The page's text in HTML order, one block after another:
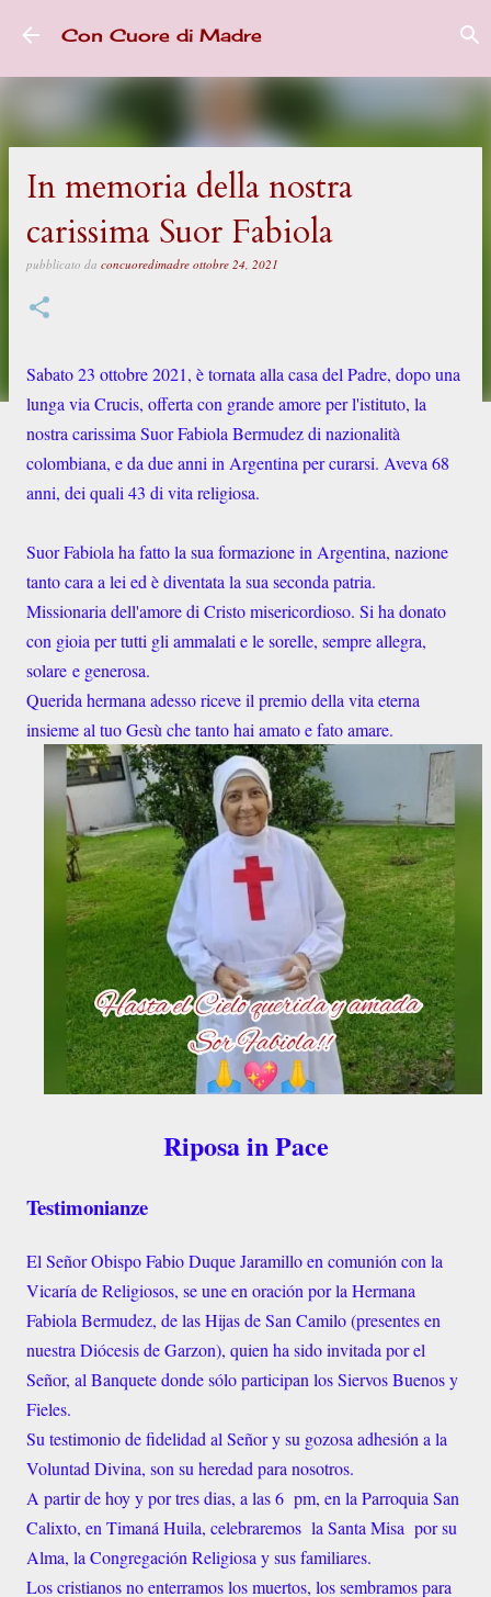
Passa ai contenuti principali
Con Cuore di Madre
In memoria della nostra
carissima Suor Fabiola
pubblicato da concuoredimadre ottobre 24, 2021
Sabato 23 ottobre 2021, è tornata alla casa del Padre, dopo una
lunga via Crucis, offerta con grande amore per l'istituto, la
nostra carissima Suor Fabiola Bermudez di nazionalità
colombiana, e da due anni in Argentina per curarsi. Aveva 68
anni, dei quali 43 di vita religiosa.
Suor Fabiola ha fatto la sua formazione in Argentina, nazione
tanto cara a lei ed è diventata la sua seconda patria.
Missionaria dell'amore di Cristo misericordioso. Si ha donato
con gioia per tutti gli ammalati e le sorelle, sempre allegra,
solare e generosa.
Querida hermana adesso riceve il premio della vita eterna
insieme al tuo Gesù che tanto hai amato e fato amare.
Riposa in Pace
Testimonianze
El Señor Obispo Fabio Duque Jaramillo en comunión con la
Vicaría de Religiosos, se une en oración por la Hermana
Fabiola Bermudez, de las Hijas de San Camilo (presentes en
nuestra Diócesis de Garzon), quien ha sido invitada por el
Señor, al Banquete donde sólo participan los Siervos Buenos y
Fieles.
Su testimonio de fidelidad al Señor y su gozosa adhesión a la
Voluntad Divina, son su heredad para nosotros.
A partir de hoy y por tres dias, a las 6 pm, en la Parroquia San
Calixto, en Timaná Huila, celebraremos la Santa Misa por su
Alma, la Congregación Religiosa y sus familiares.
Los cristianos no enterramos los muertos, los sembramos para